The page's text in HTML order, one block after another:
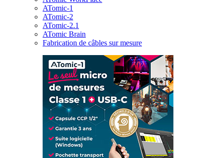
ATomic-1
ATomic-2
ATomic-2.1
ATomic Brain
Fabrication de câbles sur mesure